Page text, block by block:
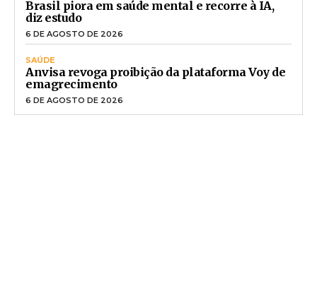
Brasil piora em saúde mental e recorre à IA,
diz estudo
6 DE AGOSTO DE 2026
SAÚDE
Anvisa revoga proibição da plataforma Voy de
emagrecimento
6 DE AGOSTO DE 2026